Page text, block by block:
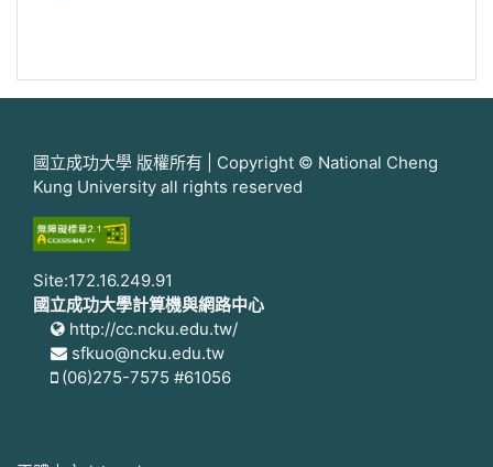
國立成功大學 版權所有 | Copyright © National Cheng
Kung University all rights reserved
Site:172.16.249.91
國立成功大學計算機與網路中心
http://cc.ncku.edu.tw/
sfkuo@ncku.edu.tw
(06)275-7575 #61056